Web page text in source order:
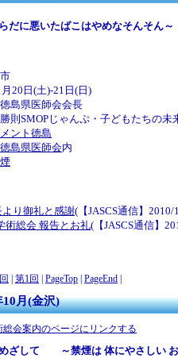
に悪いたばこはやめなそんそん～
20日(土)-21日(日)
島県医師会会長
則SMOPじゃんぷ・子どもたちの未
ント徳島
島県医師会内
り御礼と感謝(【JASCS通信】2010/
術総会 報告とお礼(【JASCS通信】
| 第1回 | PageTop | PageEnd |
月(金沢)
総会案内のページにリンクする
ざして ～禁煙は 体にやさしい